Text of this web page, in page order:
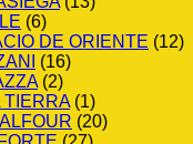
(6)
DE ORIENTE (12)
(16)
(2)
TIERRA (1)
(20)